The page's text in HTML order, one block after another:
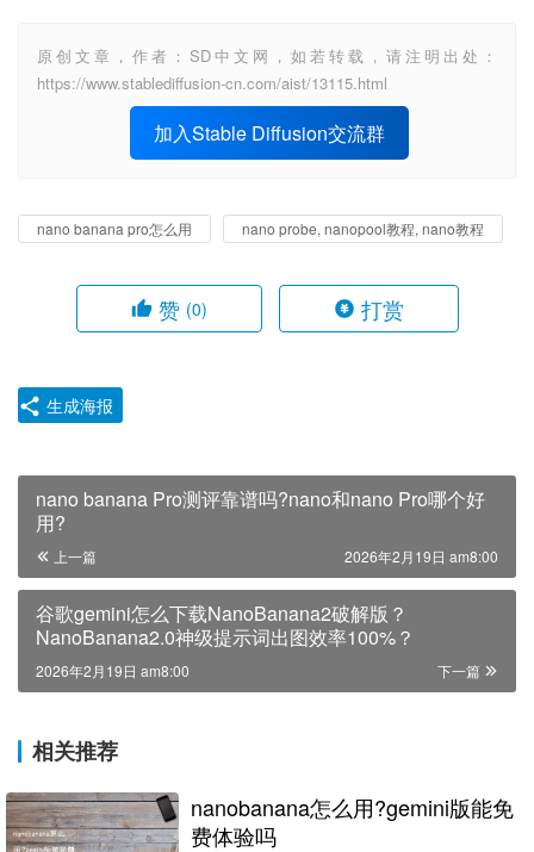
原创文章，作者：SD中文网，如若转载，请注明出处：
https://www.stablediffusion-cn.com/aist/13115.html
加入Stable Diffusion交流群
nano banana pro怎么用 nano probe, nanopool教程, nano教程
赞 (0) 打赏
生成海报
nano banana Pro测评靠谱吗?nano和nano Pro哪个好
用?
上一篇 2026年2月19日 am8:00
谷歌gemini怎么下载NanoBanana2破解版？
NanoBanana2.0神级提示词出图效率100%？
下一篇
2026年2月19日 am8:00
相关推荐
nanobanana怎么用?gemini版能免
费体验吗